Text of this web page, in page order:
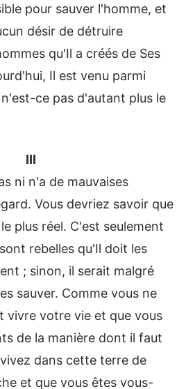
pour sauver l'homme, et
désir de détruire
qu'Il a créés de Ses
Il est venu parmi
ce pas d'autant plus le
III
ni n'a de mauvaises
Vous devriez savoir que
plus réel. C'est seulement
rebelles qu'Il doit les
; sinon, il serait malgré
sauver. Comme vous ne
vivre votre vie et que vous
de la manière dont il faut
dans cette terre de
et que vous êtes vous-